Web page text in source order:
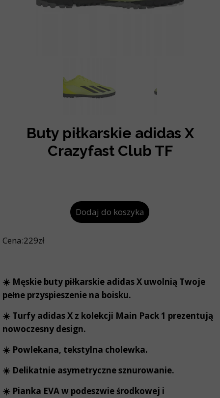
Buty piłkarskie adidas X
Crazyfast Club TF
Cena:229zł
☀️ Męskie buty piłkarskie adidas X uwolnią Twoje
pełne przyspieszenie na boisku.
☀️ Turfy adidas X z kolekcji Main Pack 1 prezentują
nowoczesny design.
☀️ Powlekana, tekstylna cholewka.
☀️ Delikatnie asymetryczne sznurowanie.
☀️ Pianka EVA w podeszwie środkowej i
Dodaj do koszyka